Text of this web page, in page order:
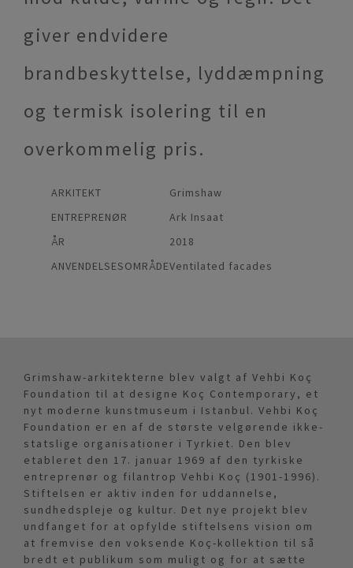
giver endvidere
brandbeskyttelse, lyddæmpning
og termisk isolering til en
overkommelig pris.
ARKITEKT
Grimshaw
ENTREPRENØR
Ark Insaat
ÅR
2018
ANVENDELSESOMRÅDEVentilated facades
Grimshaw-arkitekterne blev valgt af Vehbi Koç
Foundation til at designe Koç Contemporary, et
nyt moderne kunstmuseum i Istanbul. Vehbi Koç
Foundation er en af de største velgørende ikke-
statslige organisationer i Tyrkiet. Den blev
etableret den 17. januar 1969 af den tyrkiske
entreprenør og filantrop Vehbi Koç (1901-1996).
Stiftelsen er aktiv inden for uddannelse,
sundhedspleje og kultur. Det nye projekt blev
undfanget for at opfylde stiftelsens vision om
at fremvise den voksende Koç-kollektion til så
bredt et publikum som muligt og for at sætte